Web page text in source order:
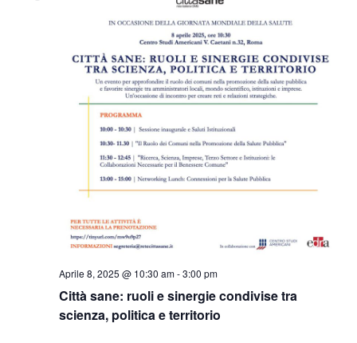
Città sane: ruoli e sinergie condivise tra
scienza, politica e territorio
Aprile 8, 2025 @ 10:30 am-3:00 pm